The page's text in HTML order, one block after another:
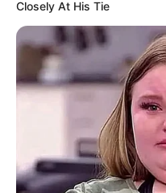
Generäle mit Knüppeln
statt mit ihren
zu ermorden?
Quermania folgen:
Closely At His Tie